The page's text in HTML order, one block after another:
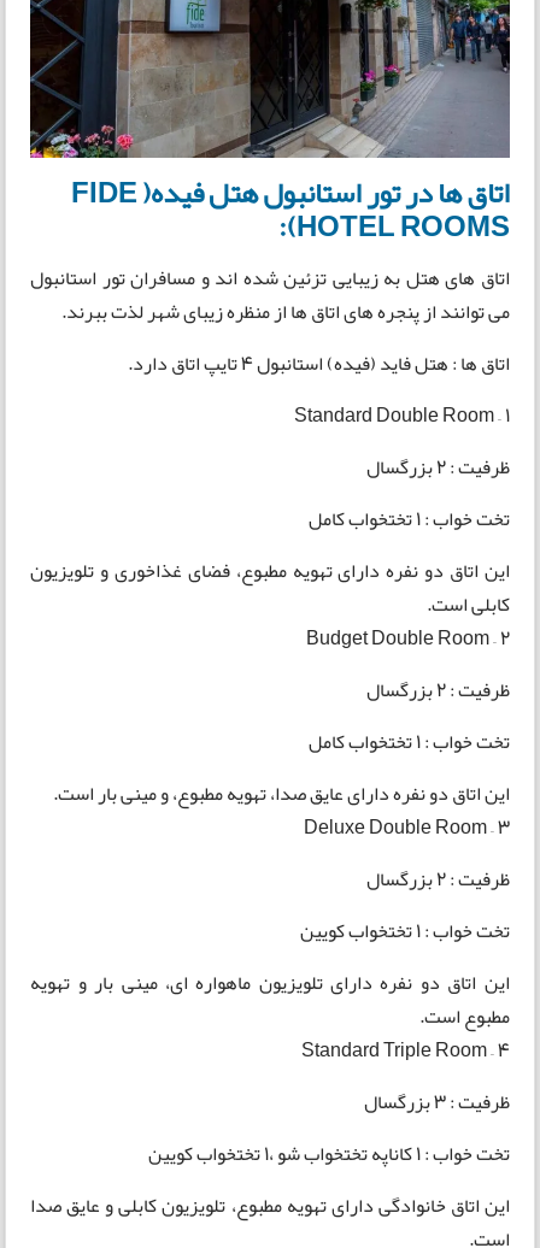
اتاق ها در تور استانبول هتل فیده( FIDE
HOTEL ROOMS):
اتاق های هتل به زیبایی تزئین شده اند و مسافران تور استانبول
می توانند از پنجره های اتاق ها از منظره زیبای شهر لذت ببرند.
اتاق ها : هتل فاید (فیده) استانبول 4 تایپ اتاق دارد.
1 – Standard Double Room
ظرفیت : 2 بزرگسال
تخت خواب : 1 تختخواب کامل
این اتاق دو نفره دارای تهویه مطبوع، فضای غذاخوری و تلویزیون
کابلی است.
2 – Budget Double Room
ظرفیت : 2 بزرگسال
تخت خواب : 1 تختخواب کامل
این اتاق دو نفره دارای عایق صدا، تهویه مطبوع، و مینی بار است.
3 – Deluxe Double Room
ظرفیت : 2 بزرگسال
تخت خواب : 1 تختخواب کویین
این اتاق دو نفره دارای تلویزیون ماهواره ای، مینی بار و تهویه
مطبوع است.
4 – Standard Triple Room
ظرفیت : 3 بزرگسال
تخت خواب : 1 کاناپه تختخواب شو ،1 تختخواب کویین
این اتاق خانوادگی دارای تهویه مطبوع، تلویزیون کابلی و عایق صدا
است.